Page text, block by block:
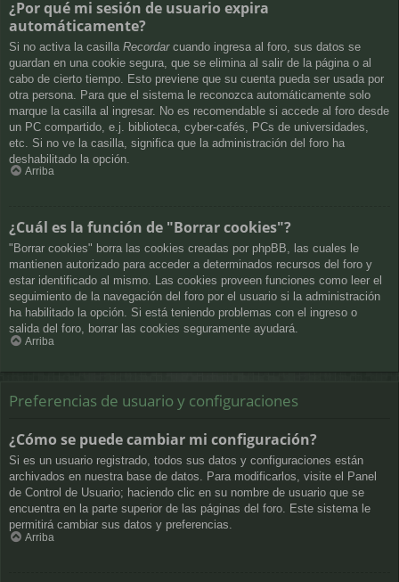
¿Por qué mi sesión de usuario expira
automáticamente?
Si no activa la casilla Recordarcuando ingresa al foro, sus datos se
guardan en una cookie segura, que se elimina al salir de la página o al
cabo de cierto tiempo. Esto previene que su cuenta pueda ser usada por
otra persona. Para que el sistema le reconozca automáticamente solo
marque la casilla al ingresar. No es recomendable si accede al foro desde
un PC compartido, e.j. biblioteca, cyber-cafés, PCs de universidades,
etc. Si no ve la casilla, significa que la administración del foro ha
deshabilitado la opción.
Arriba
¿Cuál es la función de "Borrar cookies"?
"Borrar cookies" borra las cookies creadas por phpBB, las cuales le
mantienen autorizado para acceder a determinados recursos del foro y
estar identificado al mismo. Las cookies proveen funciones como leer el
seguimiento de la navegación del foro por el usuario si la administración
ha habilitado la opción. Si está teniendo problemas con el ingreso o
salida del foro, borrar las cookies seguramente ayudará.
Arriba
Preferencias de usuario y configuraciones
¿Cómo se puede cambiar mi configuración?
Si es un usuario registrado, todos sus datos y configuraciones están
archivados en nuestra base de datos. Para modificarlos, visite el Panel
de Control de Usuario; haciendo clic en su nombre de usuario que se
encuentra en la parte superior de las páginas del foro. Este sistema le
permitirá cambiar sus datos y preferencias.
Arriba